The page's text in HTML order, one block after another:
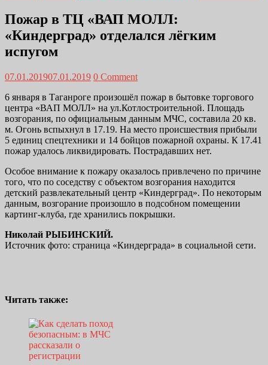
Пожар в ТЦ «ВАП МОЛЛ:
«Киндерград» отделался лёгким
испугом
07.01.201907.01.2019 0 Comment
6 января в Таганроге произошёл пожар в бытовке торгового
центра «ВАП МОЛЛ» на ул.Котлостроительной. Площадь
возгорания, по официальным данным МЧС, составила 20 кв.
м. Огонь вспыхнул в 17.19. На место происшествия прибыли
5 единиц спецтехники и 14 бойцов пожарной охраны. К 17.41
пожар удалось ликвидировать. Пострадавших нет.
Особое внимание к пожару оказалось привлечено по причине
того, что по соседству с объектом возгорания находится
детский развлекательный центр «Киндерград». По некоторым
данным, возгорание произошло в подсобном помещении
картинг-клуба, где хранились покрышки.
Николай РЫБИНСКИЙ.
Источник фото: страница «Киндерграда» в социальной сети.
Читать также: